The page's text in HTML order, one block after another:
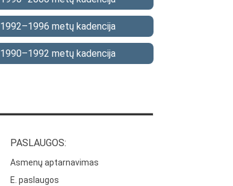
1992–1996 metų kadencija
1990–1992 metų kadencija
PASLAUGOS:
Asmenų aptarnavimas
E. paslaugos